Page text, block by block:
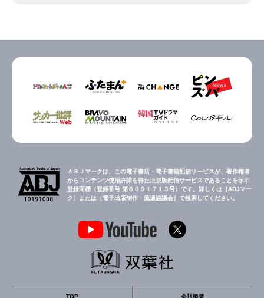
ＡＢＪマークは、この電子書店・電子書籍配信サービスが、著作権者
からコンテンツ使用許諾を得た正規版配信サービスであることを示す
登録商標（登録番号 第６０９１７１３号）です。詳しくは［ABJマー
ク］または［電子出版制作・流通協議会］で検索してください。
TOP 会社概要